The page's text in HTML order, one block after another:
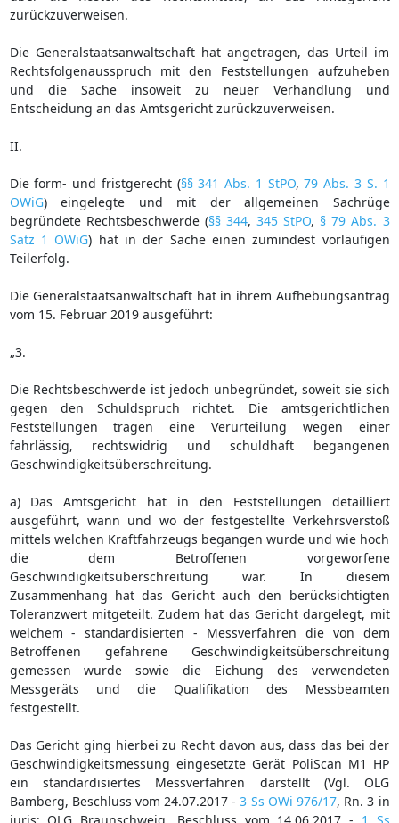
zurückzuverweisen.
Die Generalstaatsanwaltschaft hat angetragen, das Urteil im
Rechtsfolgenausspruch mit den Feststellungen aufzuheben
und die Sache insoweit zu neuer Verhandlung und
Entscheidung an das Amtsgericht zurückzuverweisen.
II.
Die form- und fristgerecht (§§ 341 Abs. 1 StPO,79 Abs. 3 S. 1
OWiG) eingelegte und mit der allgemeinen Sachrüge
begründete Rechtsbeschwerde (§§ 344, 345 StPO, § 79 Abs. 3
Satz 1 OWiG) hat in der Sache einen zumindest vorläufigen
Teilerfolg.
Die Generalstaatsanwaltschaft hat in ihrem Aufhebungsantrag
vom 15. Februar 2019 ausgeführt:
„3.
Die Rechtsbeschwerde ist jedoch unbegründet, soweit sie sich
gegen den Schuldspruch richtet. Die amtsgerichtlichen
Feststellungen tragen eine Verurteilung wegen einer
fahrlässig, rechtswidrig und schuldhaft begangenen
Geschwindigkeitsüberschreitung.
a) Das Amtsgericht hat in den Feststellungen detailliert
ausgeführt, wann und wo der festgestellte Verkehrsverstoß
mittels welchen Kraftfahrzeugs begangen wurde und wie hoch
die dem Betroffenen vorgeworfene
Geschwindigkeitsüberschreitung war. In diesem
Zusammenhang hat das Gericht auch den berücksichtigten
Toleranzwert mitgeteilt. Zudem hat das Gericht dargelegt, mit
welchem - standardisierten - Messverfahren die von dem
Betroffenen gefahrene Geschwindigkeitsüberschreitung
gemessen wurde sowie die Eichung des verwendeten
Messgeräts und die Qualifikation des Messbeamten
festgestellt.
Das Gericht ging hierbei zu Recht davon aus, dass das bei der
Geschwindigkeitsmessung eingesetzte Gerät PoliScan M1 HP
ein standardisiertes Messverfahren darstellt (Vgl. OLG
Bamberg, Beschluss vom 24.07.2017 -3 Ss OWi 976/17, Rn. 3 in
juris; OLG Braunschweig, Beschluss vom 14.06.2017 - 1 Ss